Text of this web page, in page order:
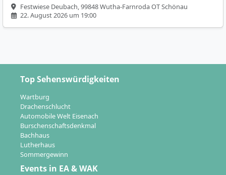
Festwiese Deubach, 99848 Wutha-Farnroda OT Schönau
22. August 2026 um 19:00
Top Sehenswürdigkeiten
Wartburg
Drachenschlucht
Automobile Welt Eisenach
Burschenschaftsdenkmal
Bachhaus
Lutherhaus
Sommergewinn
Events in EA & WAK